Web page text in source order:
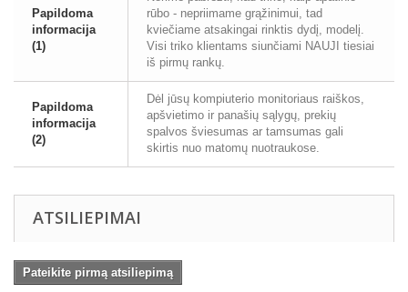
Papildoma
informacija
(1)
rūbo - nepriimame grąžinimui, tad
kviečiame atsakingai rinktis dydį, modelį.
Visi triko klientams siunčiami NAUJI tiesiai
iš pirmų rankų.
Papildoma
informacija
(2)
Dėl jūsų kompiuterio monitoriaus raiškos,
apšvietimo ir panašių sąlygų, prekių
spalvos šviesumas ar tamsumas gali
skirtis nuo matomų nuotraukose.
ATSILIEPIMAI
Pateikite pirmą atsiliepimą